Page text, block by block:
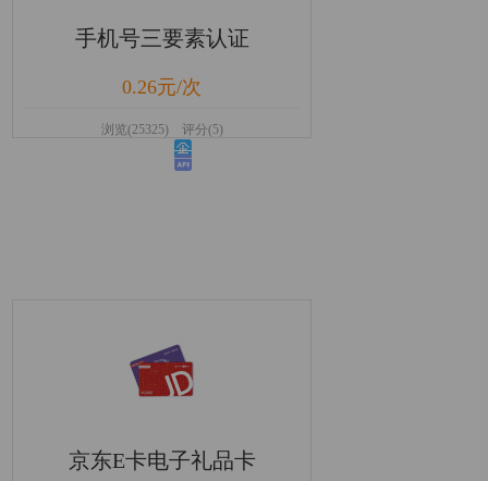
手机号三要素认证
0.26元/次
浏览(25325) 评分(5)
京东E卡电子礼品卡